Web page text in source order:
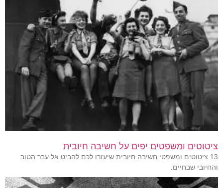
ציטוטים ומשפטים יפים על חשיבה חיובית
13 ציטוטים ומשפטי חשיבה חיובית שיעזרו לכם להביט אל עבר הטוב
והחיובי שבחיים.